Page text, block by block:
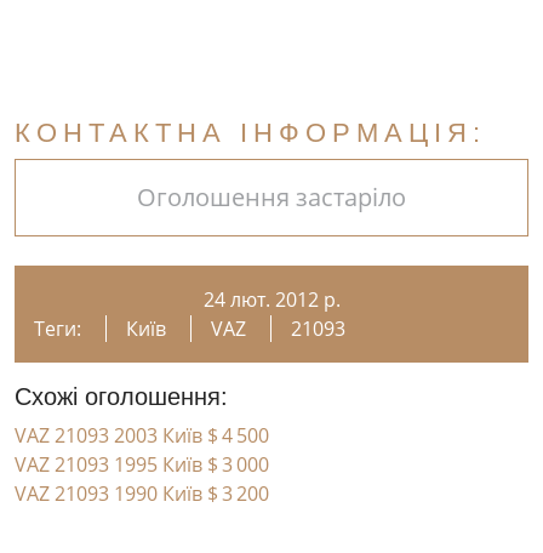
КОНТАКТНА ІНФОРМАЦІЯ:
Оголошення застаріло
24 лют. 2012 р.
Теги:
Київ VAZ 21093
Схожі оголошення:
VAZ 21093 2003 Київ $ 4 500
VAZ 21093 1995 Київ $ 3 000
VAZ 21093 1990 Київ $ 3 200